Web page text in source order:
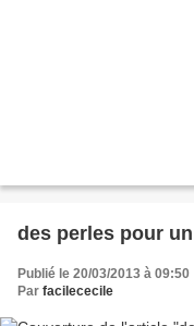
des perles pour
Publié le 20/03/2013 à 09:50
Par facilececile